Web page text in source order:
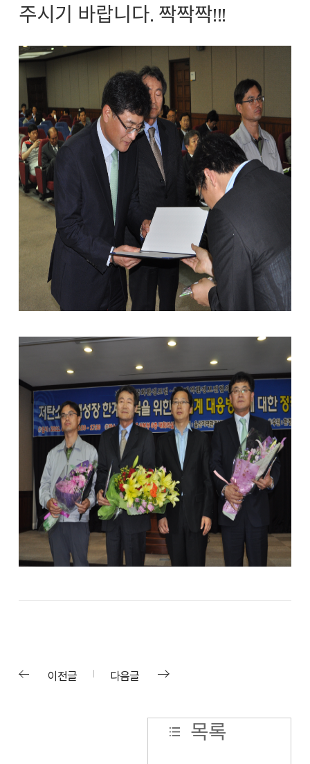
주시기 바랍니다. 짝짝짝!!!
이전글 다음글
목록